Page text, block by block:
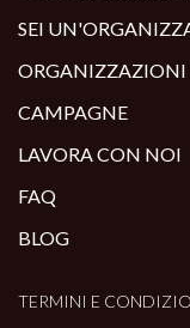
SEI
ORGANIZZAZIONI
CAMPAGNE
LAVORA CON NOI
FAQ
BLOG
TERMINI E